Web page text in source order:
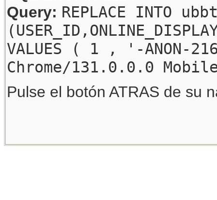
Query: REPLACE INTO
VALUES ( 1 , '-
Chrome/131.0.0.0
Pulse el botón ATRAS de su